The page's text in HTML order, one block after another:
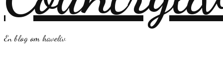
En blog om haveliv